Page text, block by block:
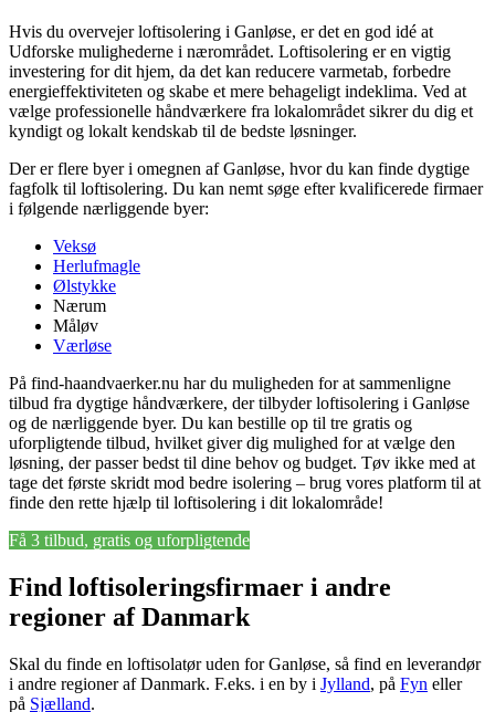
Hvis du overvejer loftisolering i Ganløse, er det en god idé at
Udforske mulighederne i nærområdet. Loftisolering er en vigtig
investering for dit hjem, da det kan reducere varmetab, forbedre
energieffektiviteten og skabe et mere behageligt indeklima. Ved at
vælge professionelle håndværkere fra lokalområdet sikrer du dig et
kyndigt og lokalt kendskab til de bedste løsninger.
Der er flere byer i omegnen af Ganløse, hvor du kan finde dygtige
fagfolk til loftisolering. Du kan nemt søge efter kvalificerede firmaer
i følgende nærliggende byer:
Veksø
Herlufmagle
Ølstykke
Nærum
Måløv
Værløse
På find-haandvaerker.nu har du muligheden for at sammenligne
tilbud fra dygtige håndværkere, der tilbyder loftisolering i Ganløse
og de nærliggende byer. Du kan bestille op til tre gratis og
uforpligtende tilbud, hvilket giver dig mulighed for at vælge den
løsning, der passer bedst til dine behov og budget. Tøv ikke med at
tage det første skridt mod bedre isolering – brug vores platform til at
finde den rette hjælp til loftisolering i dit lokalområde!
Få 3 tilbud, gratis og uforpligtende
Find loftisoleringsfirmaer i andre
regioner af Danmark
Skal du finde en loftisolatør uden for Ganløse, så find en leverandør
i andre regioner af Danmark. F.eks. i en by i Jylland, på Fyn eller
på Sjælland.